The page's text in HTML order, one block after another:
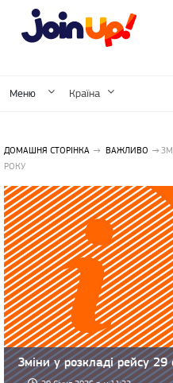
Меню Країна
ДОМАШНЯ СТОРІНКА ВАЖЛИВО
РОКУ
Зміни у розкладі рейсу 29